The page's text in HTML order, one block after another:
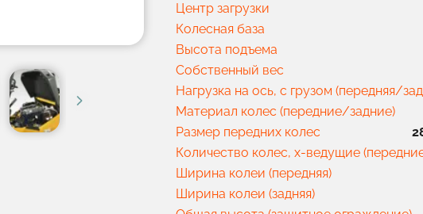
Центр загрузки
Колесная база
Высота подъема
Собственный вес
Нагрузка на ось, с грузом (передняя/
Материал колес (передние/задние)
Размер передних колес
Количество колес, х-ведущие
Ширина колеи (передняя)
Ширина колеи (задняя)